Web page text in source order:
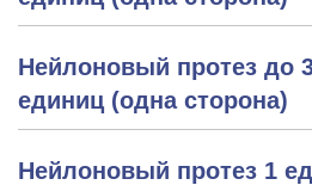
Нейлоновый протез до
единиц (одна сторона)
Нейлоновый протез 1